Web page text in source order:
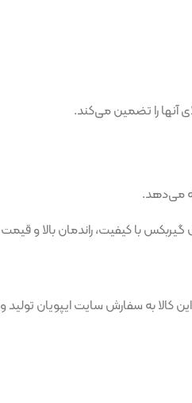
می‌کند.
راندمان بالا و قیمت مناسب